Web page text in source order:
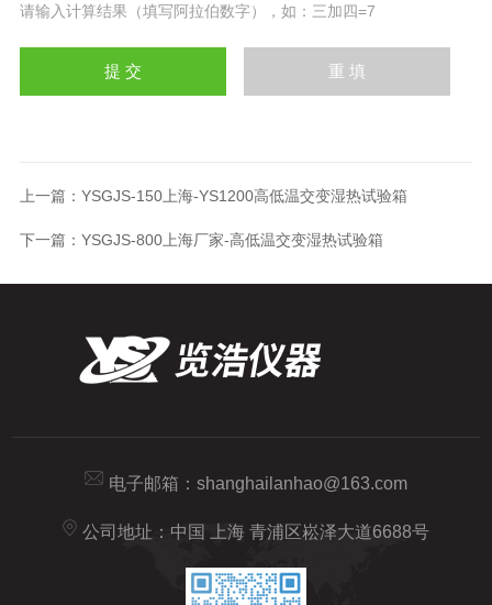
请输入计算结果（填写阿拉伯数字），如：三加四=7
上一篇： YSGJS-150上海-YS1200高低温交变湿热试验箱
下一篇： YSGJS-800上海厂家-高低温交变湿热试验箱
电子邮箱： shanghailanhao@163.com
公司地址：中国 上海 青浦区崧泽大道6688号